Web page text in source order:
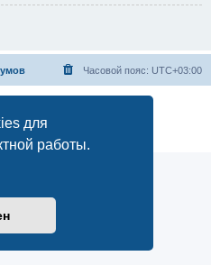
для
работы.
Часовой пояс: UTC+03:00
phpBB